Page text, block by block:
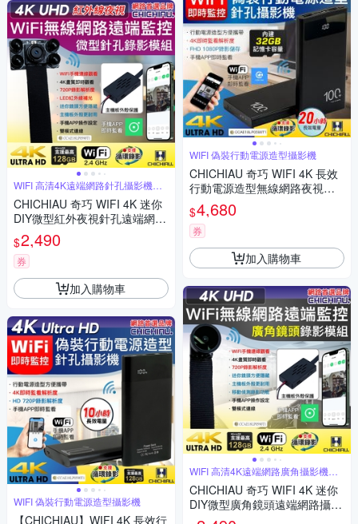
WIFI 高清4K遠端網路針孔攝影機模
CHICHIAU 奇巧 WIFI 4K 迷你
DIY微型紅外夜視針孔遠端網路
攝影機帶殼錄影模組
$2,490
券
加入購物車
WIFI 偽裝行動電源造型攝影機
【CHICHIAU】WIFI 4K 長效行
WIFI 偽裝行動電源造型攝影機
CHICHIAU 奇巧 WIFI 4K 長效
行動電源造型無線網路夜視微
型針孔攝影機(32G) S100 影音
記錄器
$4,680
券
加入購物車
WIFI 高清4K遠端網路廣角攝影機模
CHICHIAU 奇巧 WIFI 4K 迷你
DIY微型廣角鏡頭遠端網路攝影
機帶殼錄影模組